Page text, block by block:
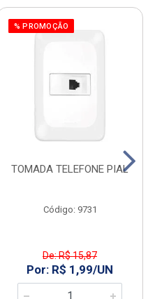
% PROMOÇÃO
TOMADA TELEFONE PIAL
Código: 9731
De: R$ 15,87
Por: R$ 1,99/UN